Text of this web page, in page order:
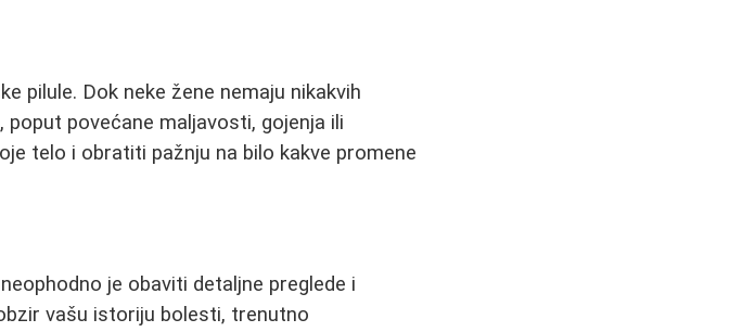
pilule. Dok neke žene nemaju nikakvih
povećane maljavosti, gojenja ili
telo i obratiti pažnju na bilo kakve promene
je obaviti detaljne preglede i
vašu istoriju bolesti, trenutno